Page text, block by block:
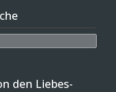
den Liebes-